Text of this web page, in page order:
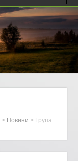
> Новини > Група